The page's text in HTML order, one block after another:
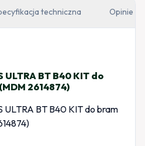
techniczna Opinie
ULTRA BT B40 KIT do
2614874)